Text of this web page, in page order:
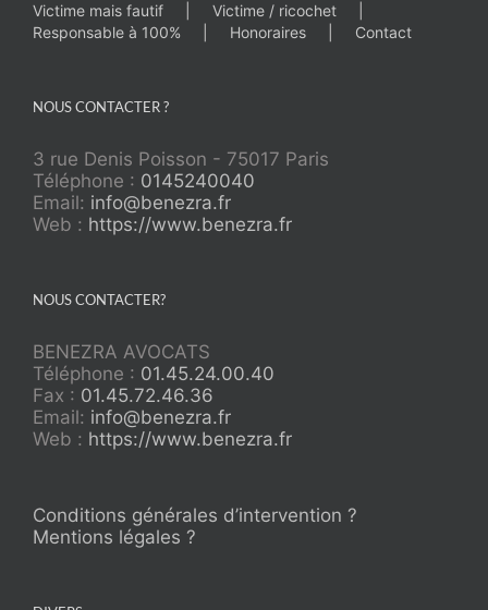
Victime mais fautif
Victime / ricochet
Responsable à 100%
Honoraires Contact
NOUS CONTACTER ?
3 rue Denis Poisson - 75017 Paris
Téléphone : 0145240040
Email: info@benezra.fr
Web : https://www.benezra.fr
NOUS CONTACTER?
BENEZRA AVOCATS
Téléphone : 01.45.24.00.40
Fax : 01.45.72.46.36
Email: info@benezra.fr
Web : https://www.benezra.fr
Conditions générales d’intervention ?
Mentions légales ?